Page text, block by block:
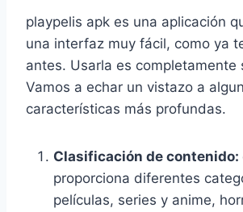
playpelis apk es una aplicación
una interfaz muy fácil, como ya
antes. Usarla es completamente
Vamos a echar un vistazo a
características más profundas.
Clasificación de contenido:
proporciona diferentes
películas, series y anime,